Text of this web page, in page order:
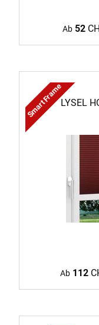
Ab 52
LYSEL
Smart Frame
Ab 112